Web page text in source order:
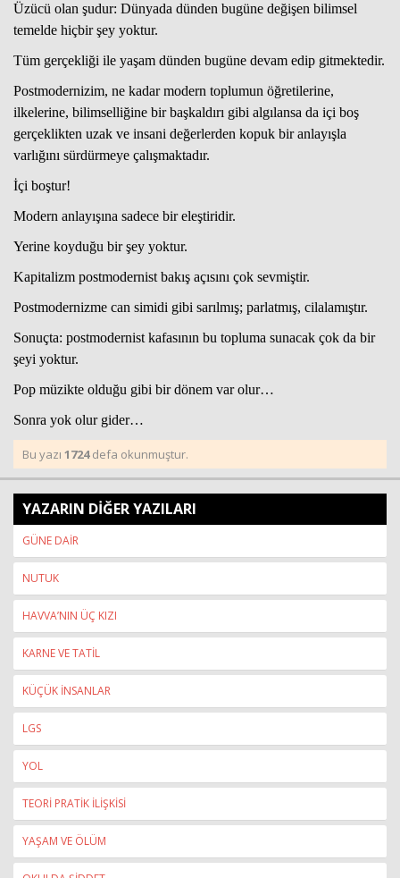
Üzücü olan şudur: Dünyada dünden bugüne değişen bilimsel
temelde hiçbir şey yoktur.
Tüm gerçekliği ile yaşam dünden bugüne devam edip gitmektedir.
Postmodernizim, ne kadar modern toplumun öğretilerine,
ilkelerine, bilimselliğine bir başkaldırı gibi algılansa da içi boş
gerçeklikten uzak ve insani değerlerden kopuk bir anlayışla
varlığını sürdürmeye çalışmaktadır.
İçi boştur!
Modern anlayışına sadece bir eleştiridir.
Yerine koyduğu bir şey yoktur.
Kapitalizm postmodernist bakış açısını çok sevmiştir.
Postmodernizme can simidi gibi sarılmış; parlatmış, cilalamıştır.
Sonuçta: postmodernist kafasının bu topluma sunacak çok da bir
şeyi yoktur.
Pop müzikte olduğu gibi bir dönem var olur…
Sonra yok olur gider…
Bu yazı 1724defa okunmuştur.
YAZARIN DİĞER YAZILARI
GÜNE DAİR
NUTUK
HAVVA’NIN ÜÇ KIZI
KARNE VE TATİL
KÜÇÜK İNSANLAR
LGS
YOL
TEORİ PRATİK İLİŞKİSİ
YAŞAM VE ÖLÜM